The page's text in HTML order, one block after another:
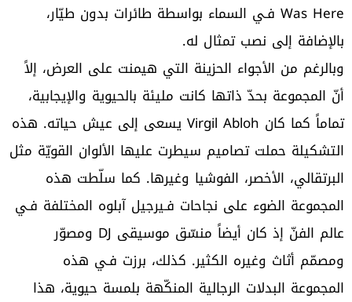
Was Here فـي السماء بواسطة طائرات بدون طيّار،
بالإضافة إلى نصب تمثال له.
وبالرغم من الأجواء الحزينة التي هيمنت على العرض، إلاً
أنّ المجموعة بحدّ ذاتها كانت مليئة بالحيوية والإيجابية،
تماماً كما كان Virgil Abloh يسعى إلى عيش حياته. هذه
التشكيلة حملت تصاميم سيطرت عليها الألوان القويّة مثل
البرتقالي، الأخصر، الفوشيا وغيرها. كما سلّطت هذه
المجموعة الضوء على نجاحات فـيرجيل آبلوه المختلفة فـي
عالم الفنّ إذ كان أيضاً منسّق موسيقى DJ ومصوّر
ومصمّم أثاث وغيره الكثير. كذلك، برزت فـي هذه
المجموعة البدلات الرجالية المنكّهة بلمسة حيوية، هذا